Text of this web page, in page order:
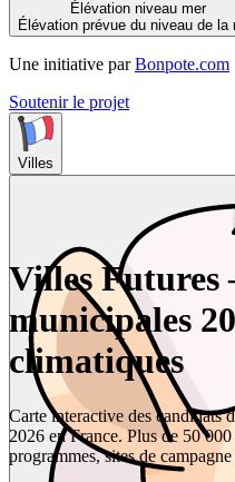
Élévation niveau mer
Élévation prévue du niveau de la
Une initiative par Bonpote.com
Soutenir le projet
Villes
Villes
municipales
climatiques
Carte interactive des candidats
2026 en France. Plus de 50
programmes, sites de